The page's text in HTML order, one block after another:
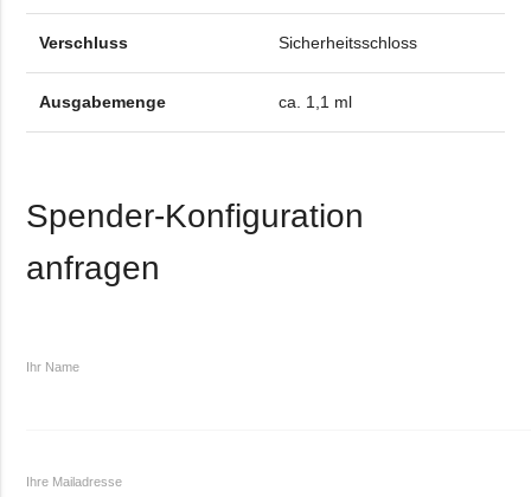
Verschluss Sicherheitsschloss
Ausgabemenge ca. 1,1 ml
Spender-Konfiguration
anfragen
Ihr Name
Ihre Mailadresse